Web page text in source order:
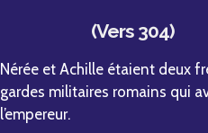
(Vers 304)
Nérée et Achille étaient deux
gardes militaires romains qui
l’empereur.